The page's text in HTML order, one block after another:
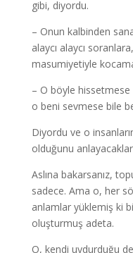
gibi, diyordu.
– Onun kalbinden
alaycı alaycı
masumiyetiyle
– O böyle
o beni sevmese bile
Diyordu ve o
olduğunu
Aslına bakarsanız,
sadece. Ama o, her
anlamlar yüklemiş ki
oluşturmuş adeta.
O, kendi uydurduğu